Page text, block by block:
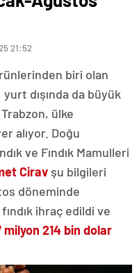
21:52
biri olan
dışında da büyük
ülke
alıyor. Doğu
ve Fındık Mamulleri
Cirav şu bilgileri
döneminde
fındık ihraç edildi ve
milyon 214 bin dolar